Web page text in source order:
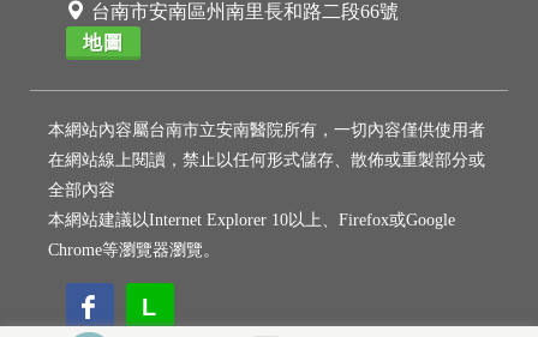
台南市安南區州南里長和路二段66號
地圖
本網站內容屬台南市立安南醫院所有，一切內容僅供使用者
在網站線上閱讀，禁止以任何形式儲存、散佈或重製部分或
全部內容
本網站建議以Internet Explorer 10以上、Firefox或Google
Chrome等瀏覽器瀏覽。
L